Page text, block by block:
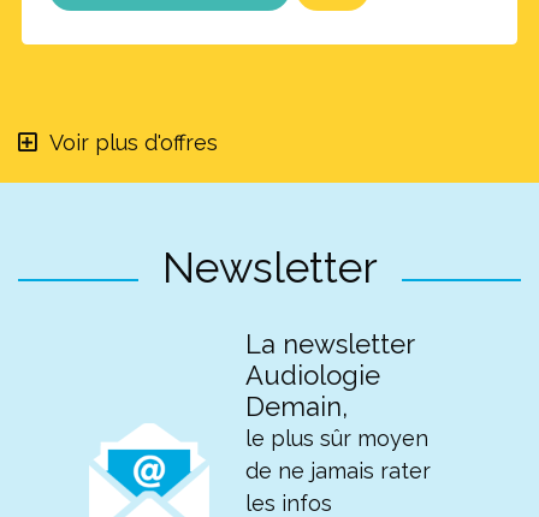
Voir plus d'offres
Newsletter
La newsletter
Audiologie
Demain,
le plus sûr moyen
de ne jamais rater
les infos